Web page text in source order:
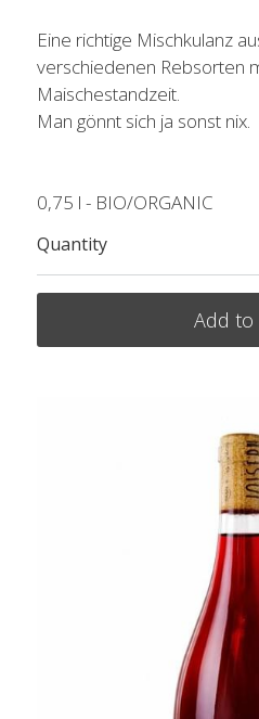
Eine richtige Mischkulanz
verschiedenen Rebsorten
Maischestandzeit.
Man gönnt sich ja sonst nix.
0,75 l - BIO/ORGANIC
Quantity
Add to